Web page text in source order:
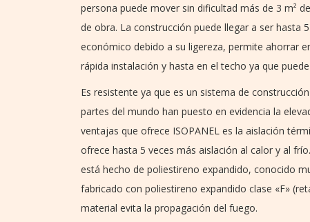
persona puede mover sin dificultad más de 3 m²
de obra. La construcción puede llegar a ser hasta
económico debido a su ligereza, permite ahorrar
rápida instalación y hasta en el techo ya que
Es resistente ya que es un sistema de
partes del mundo han puesto en evidencia la
ventajas que ofrece ISOPANEL es la aislación
ofrece hasta 5 veces más aislación al calor y al
está hecho de poliestireno expandido, conocido
fabricado con poliestireno expandido clase «F»
material evita la propagación del fuego.